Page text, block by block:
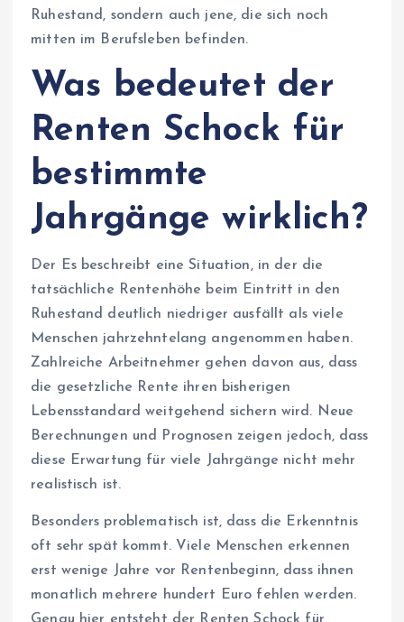
Ruhestand, sondern auch jene, die sich noch
mitten im Berufsleben befinden.
Was bedeutet der
Renten Schock für
bestimmte
Jahrgänge wirklich?
Der Es beschreibt eine Situation, in der die
tatsächliche Rentenhöhe beim Eintritt in den
Ruhestand deutlich niedriger ausfällt als viele
Menschen jahrzehntelang angenommen haben.
Zahlreiche Arbeitnehmer gehen davon aus, dass
die gesetzliche Rente ihren bisherigen
Lebensstandard weitgehend sichern wird. Neue
Berechnungen und Prognosen zeigen jedoch, dass
diese Erwartung für viele Jahrgänge nicht mehr
realistisch ist.
Besonders problematisch ist, dass die Erkenntnis
oft sehr spät kommt. Viele Menschen erkennen
erst wenige Jahre vor Rentenbeginn, dass ihnen
monatlich mehrere hundert Euro fehlen werden.
Genau hier entsteht der Renten Schock für